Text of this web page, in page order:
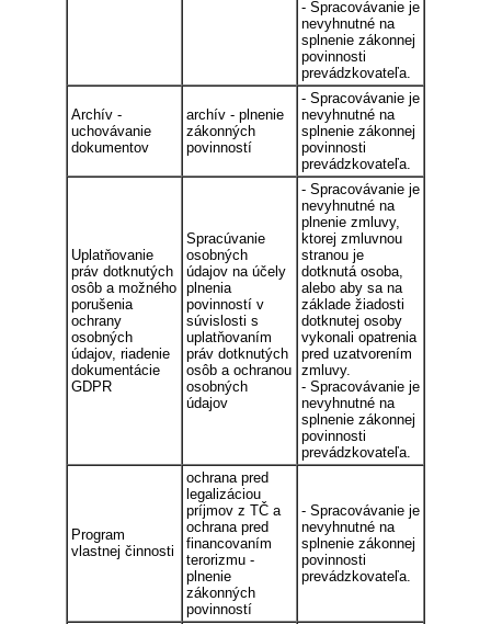
- Spracovávanie je
nevyhnutné na
splnenie zákonnej
povinnosti
prevádzkovateľa.
Archív -
uchovávanie
dokumentov
archív - plnenie
zákonných
povinností
- Spracovávanie je
nevyhnutné na
splnenie zákonnej
povinnosti
prevádzkovateľa.
Uplatňovanie
práv dotknutých
osôb a možného
porušenia
ochrany
osobných
údajov, riadenie
dokumentácie
GDPR
Spracúvanie
osobných
údajov na účely
plnenia
povinností v
súvislosti s
uplatňovaním
práv dotknutých
osôb a ochranou
osobných
údajov
- Spracovávanie je
nevyhnutné na
plnenie zmluvy,
ktorej zmluvnou
stranou je
dotknutá osoba,
alebo aby sa na
základe žiadosti
dotknutej osoby
vykonali opatrenia
pred uzatvorením
zmluvy.
- Spracovávanie je
nevyhnutné na
splnenie zákonnej
povinnosti
prevádzkovateľa.
Program
vlastnej činnosti
ochrana pred
legalizáciou
príjmov z TČ a
ochrana pred
financovaním
terorizmu -
plnenie
zákonných
povinností
- Spracovávanie je
nevyhnutné na
splnenie zákonnej
povinnosti
prevádzkovateľa.